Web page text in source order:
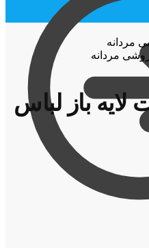
مردانه
لایه باز لباس